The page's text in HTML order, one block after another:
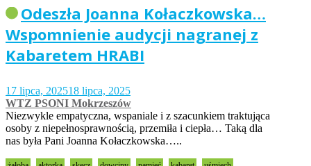
Odeszła Joanna Kołaczkowska…
Wspomnienie audycji nagranej z
Kabaretem HRABI
17 lipca, 202518 lipca, 2025
WTZ PSONI Mokrzeszów
Niezwykle empatyczna, wspaniale i z szacunkiem traktująca
osoby z niepełnosprawnością, przemiła i ciepła… Taką dla
nas była Pani Joanna Kołaczkowska…..